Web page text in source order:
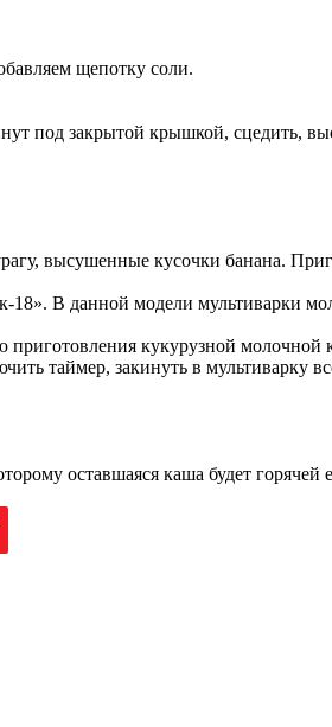
щепотку соли.
под закрытой крышкой, сцедить,
высушенные кусочки банана.
В данной модели мультиварки
приготовления кукурузной молочной
таймер, закинуть в мультиварку
оставшаяся каша будет горячей